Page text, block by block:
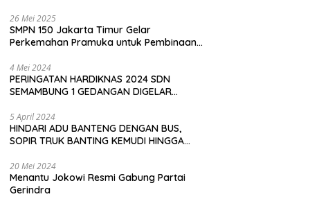
SERANG
26 Mei 2025
SMPN 150 Jakarta Timur Gelar
Perkemahan Pramuka untuk Pembinaan
4 Mei 2024
PERINGATAN HARDIKNAS 2024 SDN
SEMAMBUNG 1 GEDANGAN DIGELAR
5 April 2024
HINDARI ADU BANTENG DENGAN BUS,
SOPIR TRUK BANTING KEMUDI HINGGA
20 Mei 2024
Menantu Jokowi Resmi Gabung Partai
Gerindra